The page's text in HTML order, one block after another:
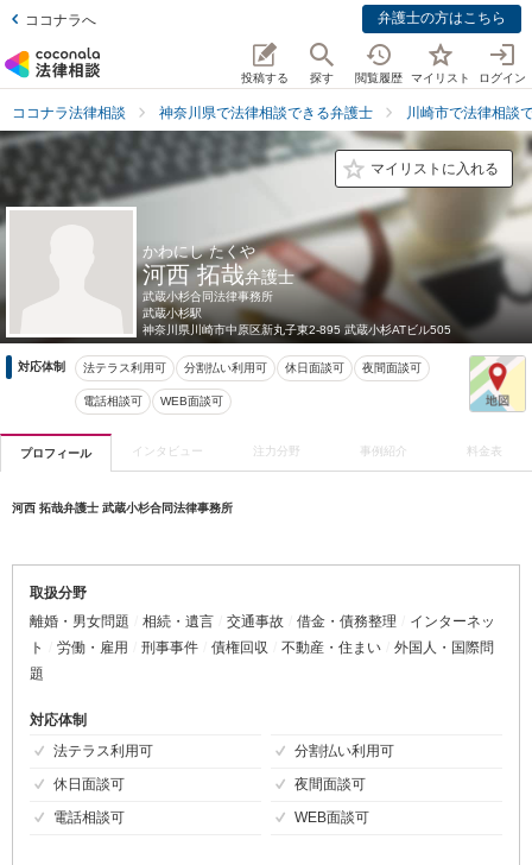
ココナラへ 弁護士の方はこちら
投稿する 探す 閲覧履歴 マイリスト ログイン
ココナラ法律相談 神奈川県で法律相談できる弁護士 川崎市で法律相談
マイリストに入れる
かわにし たくや
河西 拓哉弁護士
武蔵小杉合同法律事務所
武蔵小杉駅
神奈川県 川崎市中原区新丸子東2-895 武蔵小杉ATビル505
対応体制 法テラス利用可 分割払い利用可 休日面談可 夜間面談可
電話相談可 WEB面談可
プロフィール インタビュー 注力分野 事例紹介 料金表
河西 拓哉弁護士 武蔵小杉合同法律事務所
取扱分野
離婚・男女問題
相続・遺言 交通事故 借金・債務整理
インターネッ
ト
労働・雇用 刑事事件 債権回収 不動産・住まい
外国人・国際問
題
対応体制
法テラス利用可
分割払い利用可
休日面談可
夜間面談可
電話相談可
WEB面談可